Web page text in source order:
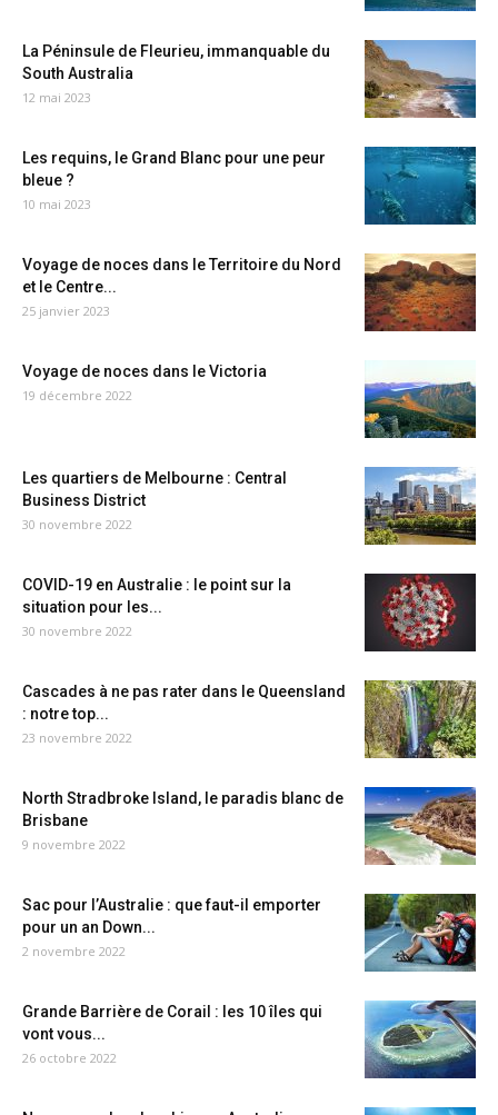
La Péninsule de Fleurieu, immanquable du
South Australia
12 mai 2023
Les requins, le Grand Blanc pour une peur
bleue ?
10 mai 2023
Voyage de noces dans le Territoire du Nord
et le Centre...
25 janvier 2023
Voyage de noces dans le Victoria
19 décembre 2022
Les quartiers de Melbourne : Central
Business District
30 novembre 2022
COVID-19 en Australie : le point sur la
situation pour les...
30 novembre 2022
Cascades à ne pas rater dans le Queensland
: notre top...
23 novembre 2022
North Stradbroke Island, le paradis blanc de
Brisbane
9 novembre 2022
Sac pour l’Australie : que faut-il emporter
pour un an Down...
2 novembre 2022
Grande Barrière de Corail : les 10 îles qui
vont vous...
26 octobre 2022